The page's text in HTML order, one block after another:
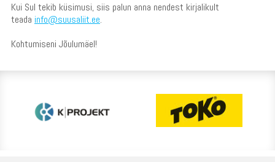
Kui Sul tekib küsimusi, siis palun anna nendest kirjalikult
teada info@suusaliit.ee.
Kohtumiseni Jõulumäel!